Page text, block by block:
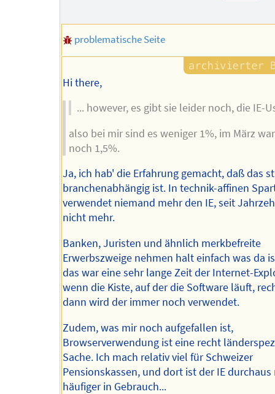
problematische Seite
Hi there,
... however, es gibt sie leider noch, die IE-
also bei mir sind es weniger 1%, im März
noch 1,5%.
Ja, ich hab' die Erfahrung gemacht, daß das
branchenabhängig ist. In technik-affinen
verwendet niemand mehr den IE, seit
nicht mehr.
Banken, Juristen und ähnlich merkbefreite
Erwerbszweige nehmen halt einfach was da
das war eine sehr lange Zeit der Internet-
wenn die Kiste, auf der die Software läuft,
dann wird der immer noch verwendet.
Zudem, was mir noch aufgefallen ist,
Browserverwendung ist eine recht
Sache. Ich mach relativ viel für Schweizer
Pensionskassen, und dort ist der IE durchaus
häufiger in Gebrauch...